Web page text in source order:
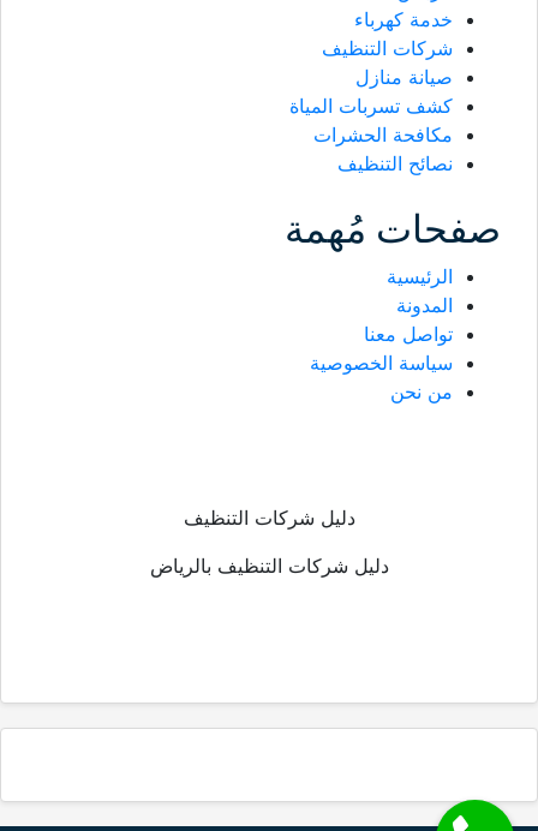
خدمة كهرباء
شركات التنظيف
صيانة منازل
كشف تسربات المياة
مكافحة الحشرات
نصائح التنظيف
صفحات مُهمة
الرئيسية
المدونة
تواصل معنا
سياسة الخصوصية
من نحن
دليل شركات التنظيف
دليل شركات التنظيف بالرياض